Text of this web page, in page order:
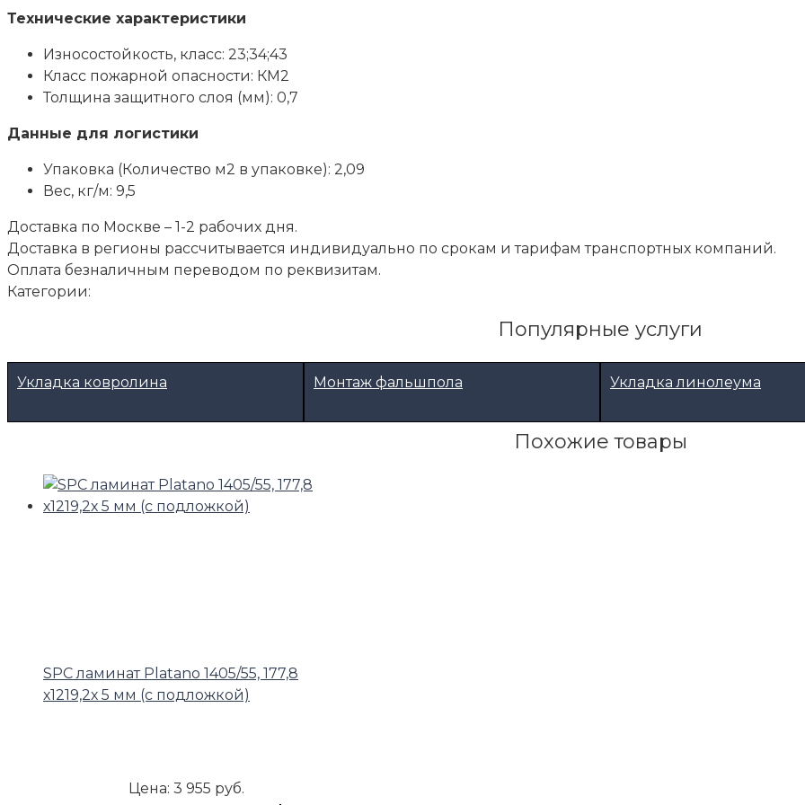
Технические характеристики
Износостойкость, класс: 23;34;43
Класс пожарной опасности: КМ2
Толщина защитного слоя (мм): 0,7
Данные для логистики
Упаковка (Количество м2 в упаковке): 2,09
Вес, кг/м: 9,5
Доставка по Москве – 1-2 рабочих дня.
Доставка в регионы рассчитывается индивидуально по срокам и тарифам транспортных компаний.
Оплата безналичным переводом по реквизитам.
Категории:
Популярные услуги
Укладка ковролина Монтаж фальшпола Укладка линолеума
Похожие товары
SPC ламинат Platano 1405/55, 177,8
х1219,2х 5 мм (с подложкой)
Цена:3 955 руб.